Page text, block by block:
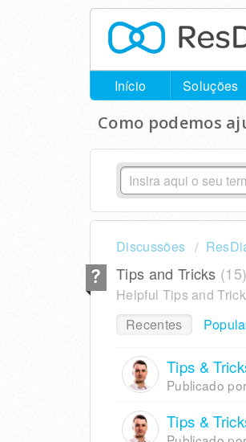
Início Soluções
Como podemos
Discussões
Tips and Tricks 15
Helpful Tips and
Recentes
Tips &
Publicado por
Tips &